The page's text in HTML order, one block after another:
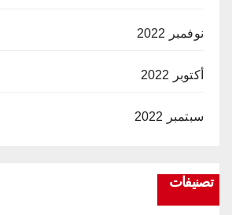
نوفمبر 2022
أكتوبر 2022
سبتمبر 2022
تصنيفات